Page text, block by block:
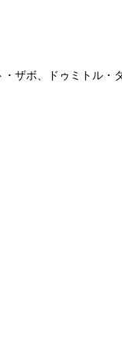
ザボ、ドゥミトル・